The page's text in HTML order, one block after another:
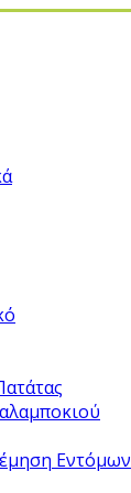
Εντόμων